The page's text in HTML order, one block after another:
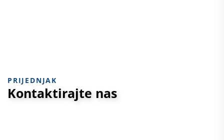
PRIJEDNJAK
Kontaktirajte nas